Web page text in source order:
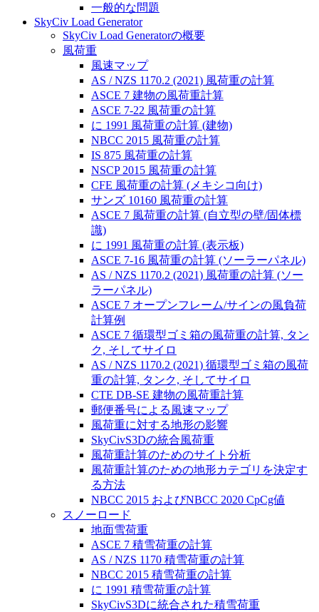
一般的な問題
SkyCiv Load Generator
SkyCiv Load Generatorの概要
風荷重
風速マップ
AS / NZS 1170.2 (2021) 風荷重の計算
ASCE 7 建物の風荷重計算
ASCE 7-22 風荷重の計算
に 1991 風荷重の計算 (建物)
NBCC 2015 風荷重の計算
IS 875 風荷重の計算
NSCP 2015 風荷重の計算
CFE 風荷重の計算 (メキシコ向け)
サンズ 10160 風荷重の計算
ASCE 7 風荷重の計算 (自立型の壁/固体標
識)
に 1991 風荷重の計算 (表示板)
ASCE 7-16 風荷重の計算 (ソーラーパネル)
AS / NZS 1170.2 (2021) 風荷重の計算 (ソー
ラーパネル)
ASCE 7 オープンフレーム/サインの風負荷
計算例
ASCE 7 循環型ゴミ箱の風荷重の計算, タン
ク, そしてサイロ
AS / NZS 1170.2 (2021) 循環型ゴミ箱の風荷
重の計算, タンク, そしてサイロ
CTE DB-SE 建物の風荷重計算
郵便番号による風速マップ
風荷重に対する地形の影響
SkyCivS3Dの統合風荷重
風荷重計算のためのサイト分析
風荷重計算のための地形カテゴリを決定す
る方法
NBCC 2015 およびNBCC 2020 CpCg値
スノーロード
地面雪荷重
ASCE 7 積雪荷重の計算
AS / NZS 1170 積雪荷重の計算
NBCC 2015 積雪荷重の計算
に 1991 積雪荷重の計算
SkyCivS3Dに統合された積雪荷重